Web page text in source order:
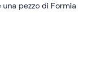
pezzo di Formia